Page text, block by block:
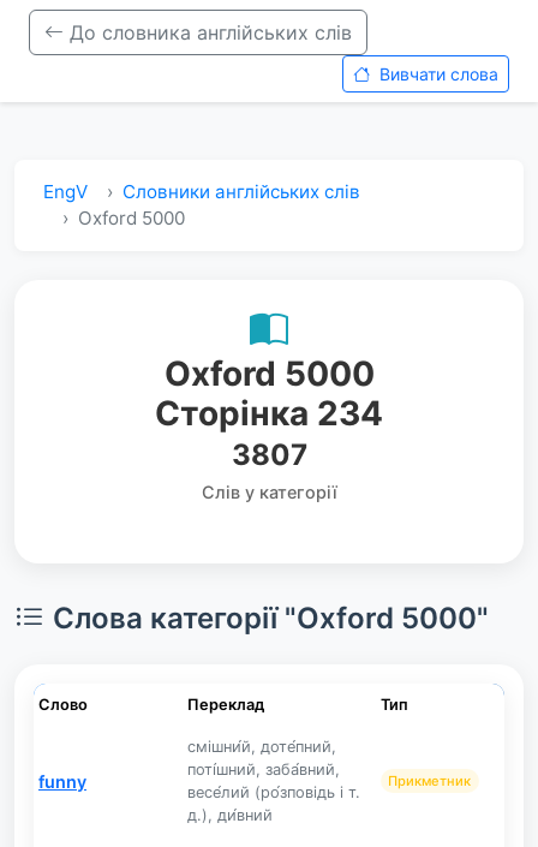
До словника англійських слів
Вивчати слова
EngV
Словники англійських слів
Oxford 5000
Oxford 5000
Сторінка 234
3807
Слів у категорії
Слова категорії "Oxford 5000"
Слово Переклад Тип
funny
смішни́й, доте́пний,
поті́шний, заба́вний,
весе́лий (ро́зповідь і т.
д.), ди́вний
Прикметник